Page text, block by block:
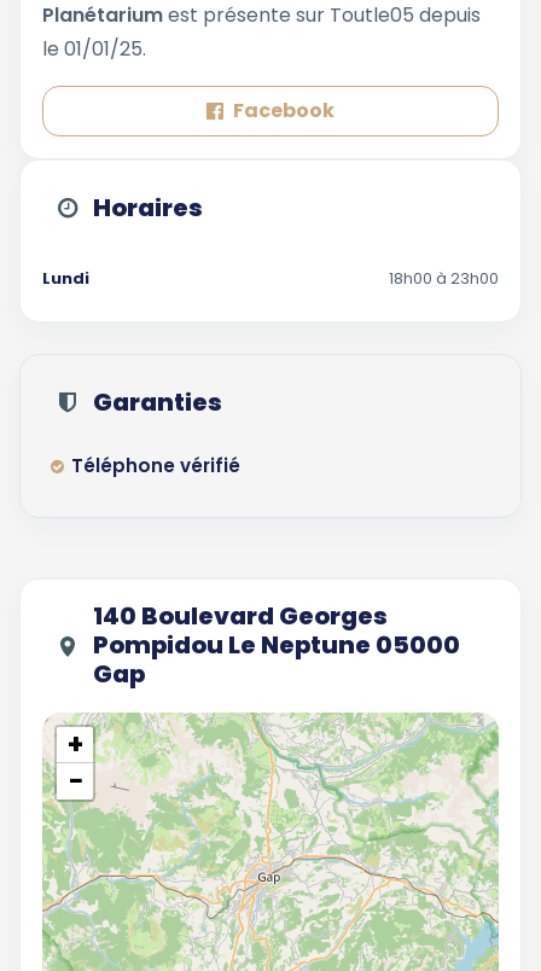
Planétariumest présente sur Toutle05 depuis
le 01/01/25.
Facebook
Horaires
Lundi 18h00 à 23h00
Garanties
Téléphone vérifié
140 Boulevard Georges
Pompidou Le Neptune 05000
Gap
+
−